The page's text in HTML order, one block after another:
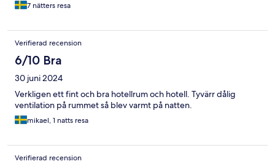
7 nätters resa
Verifierad recension
6/10 Bra
30 juni 2024
Verkligen ett fint och bra hotellrum och hotell. Tyvärr dålig
ventilation på rummet så blev varmt på natten.
mikael, 1 natts resa
Verifierad recension